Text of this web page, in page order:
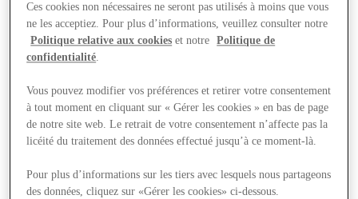
Ces cookies non nécessaires ne seront pas utilisés à moins que vous
ne les acceptiez. Pour plus d’informations, veuillez consulter notre
Politique relative aux cookies et notre
Politique de
confidentialité.
Vous pouvez modifier vos préférences et retirer votre consentement
à tout moment en cliquant sur « Gérer les cookies » en bas de page
de notre site web. Le retrait de votre consentement n’affecte pas la
licéité du traitement des données effectué jusqu’à ce moment-là.
Pour plus d’informations sur les tiers avec lesquels nous partageons
des données, cliquez sur «Gérer les cookies» ci-dessous.